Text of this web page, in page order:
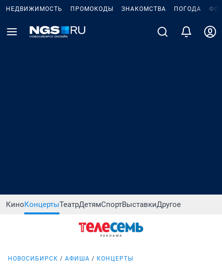
НЕДВИЖИМОСТЬ ПРОМОКОДЫ ЗНАКОМСТВА ПОГОДА
КиноКонцертыТеатрДетямСпортВыставкиДругое
НОВОСИБИРСК АФИША КОНЦЕРТЫ